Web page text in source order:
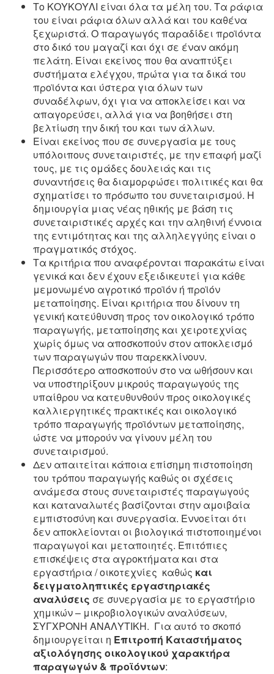
Το ΚΟΥΚΟΥΛΙ είναι όλα τα μέλη του. Τα ράφια
του είναι ράφια όλων αλλά και του καθένα
ξεχωριστά. Ο παραγωγός παραδίδει προϊόντα
στο δικό του μαγαζί και όχι σε έναν ακόμη
πελάτη. Είναι εκείνος που θα αναπτύξει
συστήματα ελέγχου, πρώτα για τα δικά του
προϊόντα και ύστερα για όλων των
συναδέλφων, όχι για να αποκλείσει και να
απαγορεύσει, αλλά για να βοηθήσει στη
βελτίωση την δική του και των άλλων.
Είναι εκείνος που σε συνεργασία με τους
υπόλοιπους συνεταιριστές, με την επαφή μαζί
τους, με τις ομάδες δουλειάς και τις
συναντήσεις θα διαμορφώσει πολιτικές και θα
σχηματίσει το πρόσωπο του συνεταιρισμού. Η
δημιουργία μιας νέας ηθικής με βάση τις
συνεταιριστικές αρχές και την αληθινή έννοια
της εντιμότητας και της αλληλεγγύης είναι ο
πραγματικός στόχος.
Τα κριτήρια που αναφέρονται παρακάτω είναι
γενικά και δεν έχουν εξειδικευτεί για κάθε
μεμονωμένο αγροτικό προϊόν ή προϊόν
μεταποίησης. Είναι κριτήρια που δίνουν τη
γενική κατεύθυνση προς τον οικολογικό τρόπο
παραγωγής, μεταποίησης και χειροτεχνίας
χωρίς όμως να αποσκοπούν στον αποκλεισμό
των παραγωγών που παρεκκλίνουν.
Περισσότερο αποσκοπούν στο να ωθήσουν και
να υποστηρίξουν μικρούς παραγωγούς της
υπαίθρου να κατευθυνθούν προς οικολογικές
καλλιεργητικές πρακτικές και οικολογικό
τρόπο παραγωγής προϊόντων μεταποίησης,
ώστε να μπορούν να γίνουν μέλη του
συνεταιρισμού.
Δεν απαιτείται κάποια επίσημη πιστοποίηση
του τρόπου παραγωγής καθώς οι σχέσεις
ανάμεσα στους συνεταιριστές παραγωγούς
και καταναλωτές βασίζονται στην αμοιβαία
εμπιστοσύνη και συνεργασία. Εννοείται ότι
δεν αποκλείονται οι βιολογικά πιστοποιημένοι
παραγωγοί και μεταποιητές. Επιτόπιες
επισκέψεις στα αγροκτήματα και στα
εργαστήρια / οικοτεχνίες καθώς και
δειγματοληπτικές εργαστηριακές
αναλύσεις σε συνεργασία με το εργαστήριο
χημικών – μικροβιολογικών αναλύσεων,
ΣΥΓΧΡΟΝΗ ΑΝΑΛΥΤΙΚΗ. Για αυτό το σκοπό
δημιουργείται η Επιτροπή Καταστήματος
αξιολόγησης οικολογικού χαρακτήρα
παραγωγών & προϊόντων: